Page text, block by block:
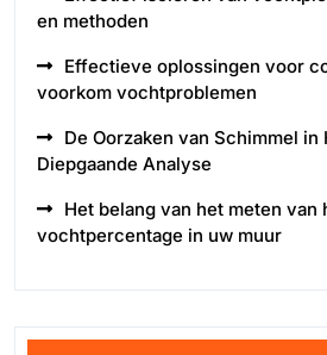
en methoden
Effectieve oplossingen voor
voorkom vochtproblemen
De Oorzaken van Schimmel in
Diepgaande Analyse
Het belang van het meten van
vochtpercentage in uw muur